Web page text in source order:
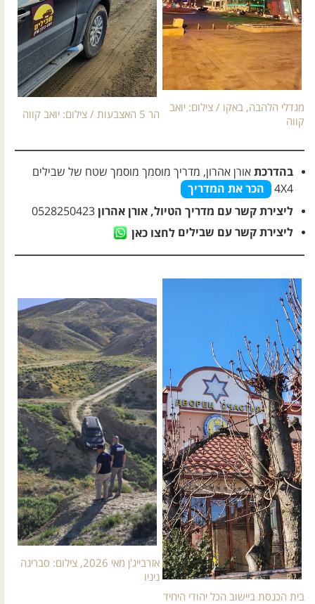
מגדלי הלהבה, באקו / צילום: יואב
קווה
הר 5 האצבעות / צילום: יואב קווה
בהדרכת אורן אהרון, מדריך מוסמך מוסמך שטח של שבילים
4X4
הכר את המדריך
ליצירת קשר עם מדריך הטיול, אורן אהרון 0528250423
ליצירת קשר עם שבילים לחצו כאן
בית הכנסת ביישוב הכל יהודי היחיד
אזרבייג'ן מאי 2026, צילום: סברינה
ניניו